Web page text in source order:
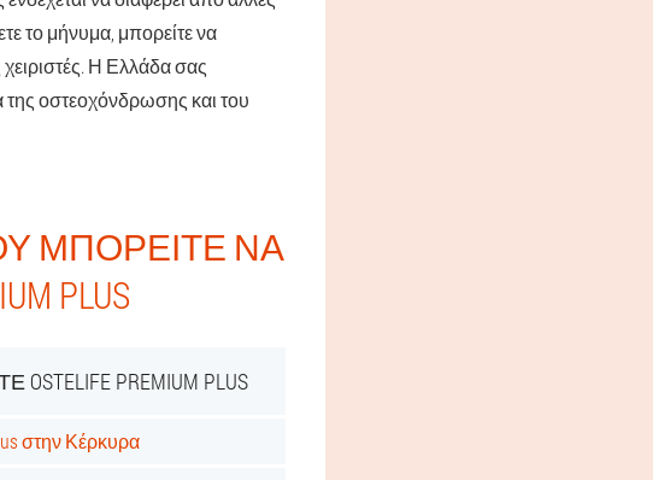
το μήνυμα, μπορείτε να
Η Ελλάδα σας
της οστεοχόνδρωσης και του
ΜΠΟΡΕΊΤΕ ΝΑ
PLUS
PREMIUM PLUS
στην Κέρκυρα